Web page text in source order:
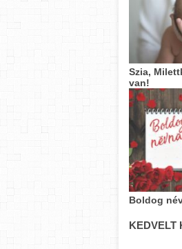
Szia,
van!
Boldog
KEDVELT